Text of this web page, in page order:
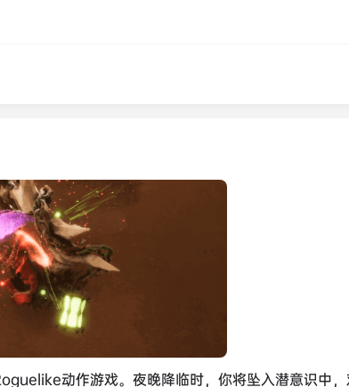
动作游戏。夜晚降临时，你将坠入潜意识中